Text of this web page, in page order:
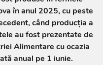
în anul 2025, cu peste
când producția a
au fost prezentate de
Alimentare cu ocazia
anual pe 1 iunie.